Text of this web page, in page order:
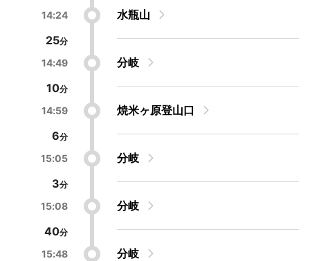
14:24
25
水瓶山
14:49
10
分岐
14:59
6
焼米ヶ原登山口
15:05
3
分岐
15:08
40
分岐
15:48 分岐